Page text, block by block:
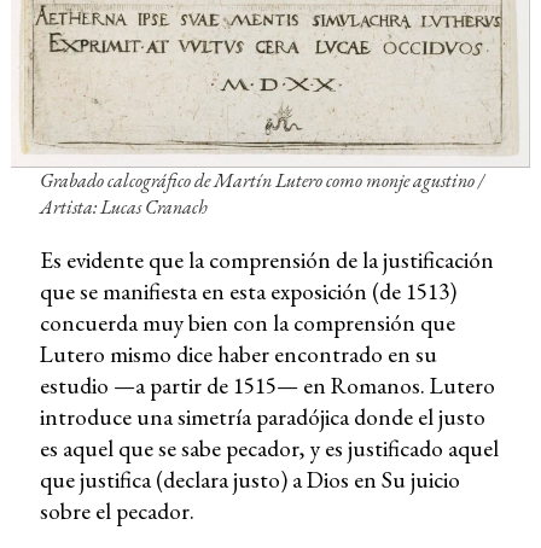
Grabado calcográfico de Martín Lutero como monje agustino /
Artista: Lucas Cranach
Es evidente que la comprensión de la justificación
que se manifiesta en esta exposición (de 1513)
concuerda muy bien con la comprensión que
Lutero mismo dice haber encontrado en su
estudio —a partir de 1515— en Romanos. Lutero
introduce una simetría paradójica donde el justo
es aquel que se sabe pecador, y es justificado aquel
que justifica (declara justo) a Dios en Su juicio
sobre el pecador.